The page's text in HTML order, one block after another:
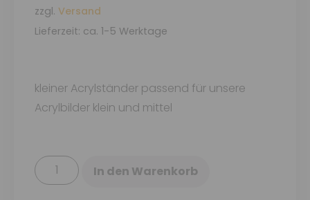
zzgl. Versand
Lieferzeit: ca. 1-5 Werktage
kleiner Acrylständer passend für unsere
Acrylbilder klein und mittel
In den Warenkorb